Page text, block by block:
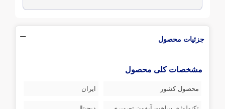
جزئیات محصول
مشخصات کلی محصول
محصول کشور ایران